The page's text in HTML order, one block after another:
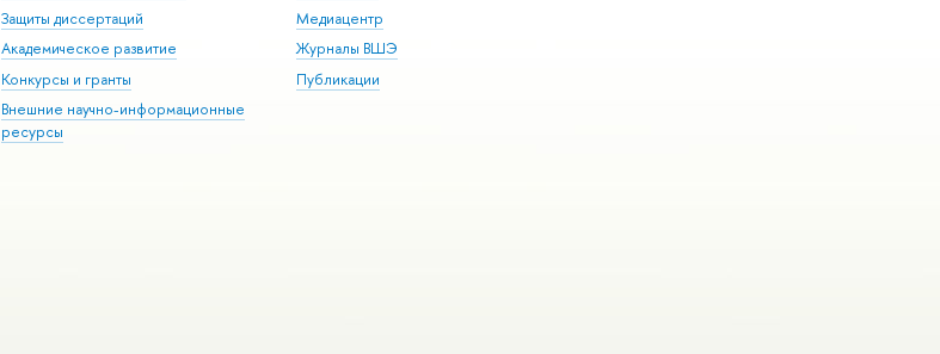
Защиты диссертаций
Академическое развитие
Конкурсы и гранты
Внешние научно-информационные
ресурсы
Медиацентр
Журналы ВШЭ
Публикации